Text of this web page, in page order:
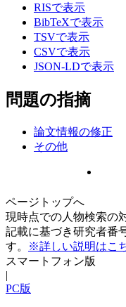
RISで表示
BibTeXで表示
TSVで表示
CSVで表示
JSON-LDで表示
問題の指摘
論文情報の修正
その他
ページトップへ
現時点での人物検索の
記載に基づき研究者番
す。
※詳しい説明はこ
スマートフォン版
|
PC版